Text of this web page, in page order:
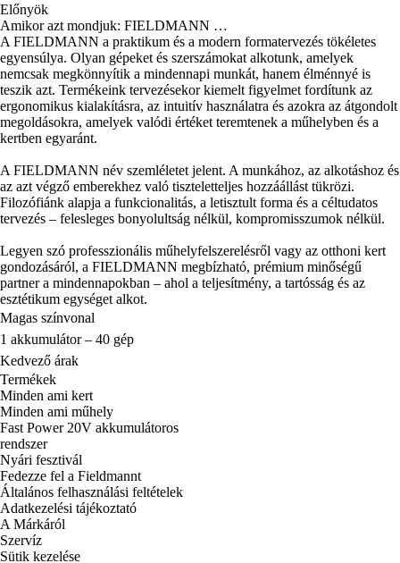
Előnyök
Amikor azt mondjuk: FIELDMANN …
A FIELDMANN a praktikum és a modern formatervezés tökéletes
egyensúlya. Olyan gépeket és szerszámokat alkotunk, amelyek
nemcsak megkönnyítik a mindennapi munkát, hanem élménnyé is
teszik azt. Termékeink tervezésekor kiemelt figyelmet fordítunk az
ergonomikus kialakításra, az intuitív használatra és azokra az átgondolt
megoldásokra, amelyek valódi értéket teremtenek a műhelyben és a
kertben egyaránt.
A FIELDMANN név szemléletet jelent. A munkához, az alkotáshoz és
az azt végző emberekhez való tiszteletteljes hozzáállást tükrözi.
Filozófiánk alapja a funkcionalitás, a letisztult forma és a céltudatos
tervezés – felesleges bonyolultság nélkül, kompromisszumok nélkül.
Legyen szó professzionális műhelyfelszerelésről vagy az otthoni kert
gondozásáról, a FIELDMANN megbízható, prémium minőségű
partner a mindennapokban – ahol a teljesítmény, a tartósság és az
esztétikum egységet alkot.
Magas színvonal
1 akkumulátor – 40 gép
Kedvező árak
Termékek
Minden ami kert
Minden ami műhely
Fast Power 20V akkumulátoros
rendszer
Nyári fesztivál
Fedezze fel a Fieldmannt
Általános felhasználási feltételek
Adatkezelési tájékoztató
A Márkáról
Szervíz
Sütik kezelése